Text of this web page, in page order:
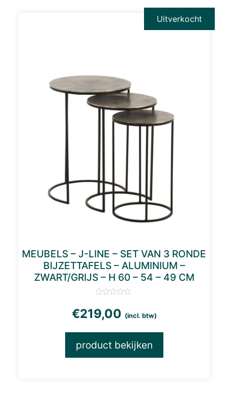
MEUBELS – J-LINE – SET VAN 3 RONDE
BIJZETTAFELS – ALUMINIUM –
ZWART/GRIJS – H 60 – 54 – 49 CM
€219,00 (incl. btw)
Uitverkocht
product bekijken